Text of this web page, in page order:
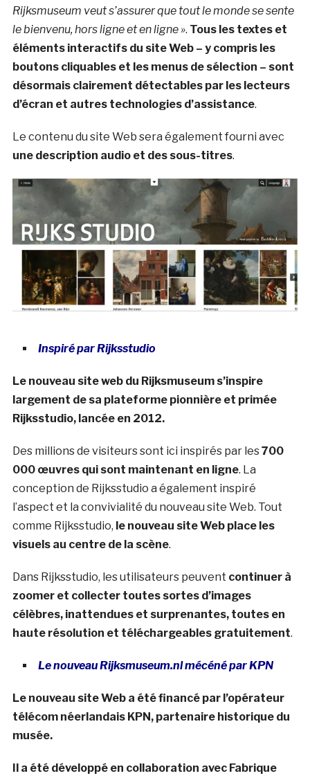
Rijksmuseum veut s’assurer que tout le monde se sente
le bienvenu, hors ligne et en ligne ». Tous les textes et
éléments interactifs du site Web – y compris les
boutons cliquables et les menus de sélection – sont
désormais clairement détectables par les lecteurs
d’écran et autres technologies d’assistance.
Le contenu du site Web sera également fourni avec
une description audio et des sous-titres.
Inspiré par Rijksstudio
Le nouveau site web du Rijksmuseum s’inspire
largement de sa plateforme pionnière et primée
Rijksstudio, lancée en 2012.
Des millions de visiteurs sont ici inspirés par les700
000 œuvres qui sont maintenant en ligne. La
conception de Rijksstudio a également inspiré
l’aspect et la convivialité du nouveau site Web. Tout
comme Rijksstudio, le nouveau site Web place les
visuels au centre de la scène.
Dans Rijksstudio, les utilisateurs peuvent continuer à
zoomer et collecter toutes sortes d’images
célèbres, inattendues et surprenantes, toutes en
haute résolution et téléchargeables gratuitement.
Le nouveau Rijksmuseum.nl mécéné par KPN
Le nouveau site Web a été financé par l’opérateur
télécom néerlandais KPN, partenaire historique du
musée.
Il a été développé en collaboration avec Fabrique